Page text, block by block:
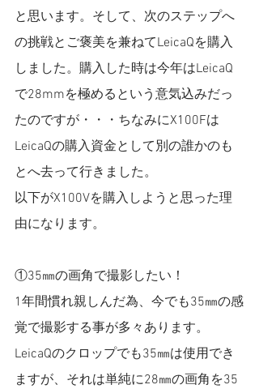
と思います。そして、次のステップへ
の挑戦とご褒美を兼ねてLeicaQを購入
しました。購入した時は今年はLeicaQ
で28mmを極めるという意気込みだっ
たのですが・・・ちなみにX100Fは
LeicaQの購入資金として別の誰かのも
とへ去って行きました。
以下がX100Vを購入しようと思った理
由になります。
①35㎜の画角で撮影したい！
1年間慣れ親しんだ為、今でも35㎜の感
覚で撮影する事が多々あります。
LeicaQのクロップでも35㎜は使用でき
ますが、それは単純に28㎜の画角を35